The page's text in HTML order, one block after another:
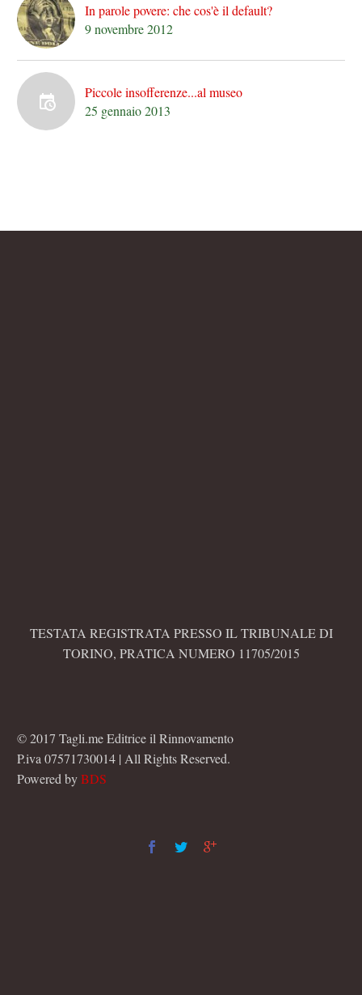
In parole povere: che cos'è il default?
9 novembre 2012
Piccole insofferenze...al museo
25 gennaio 2013
TESTATA REGISTRATA PRESSO IL TRIBUNALE DI
TORINO, PRATICA NUMERO 11705/2015
© 2017 Tagli.me Editrice il Rinnovamento
P.iva 07571730014 | All Rights Reserved.
Powered byBDS